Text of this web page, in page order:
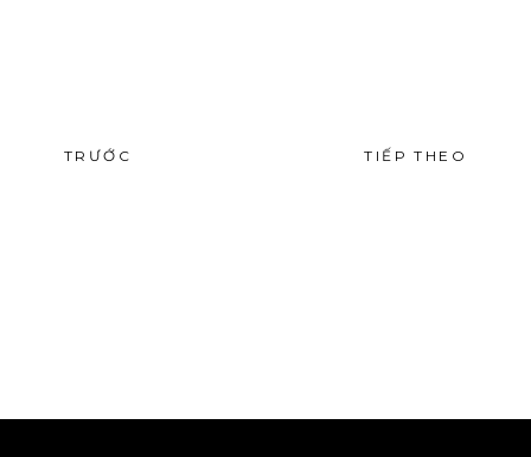
TRƯỚC TIẾP THEO